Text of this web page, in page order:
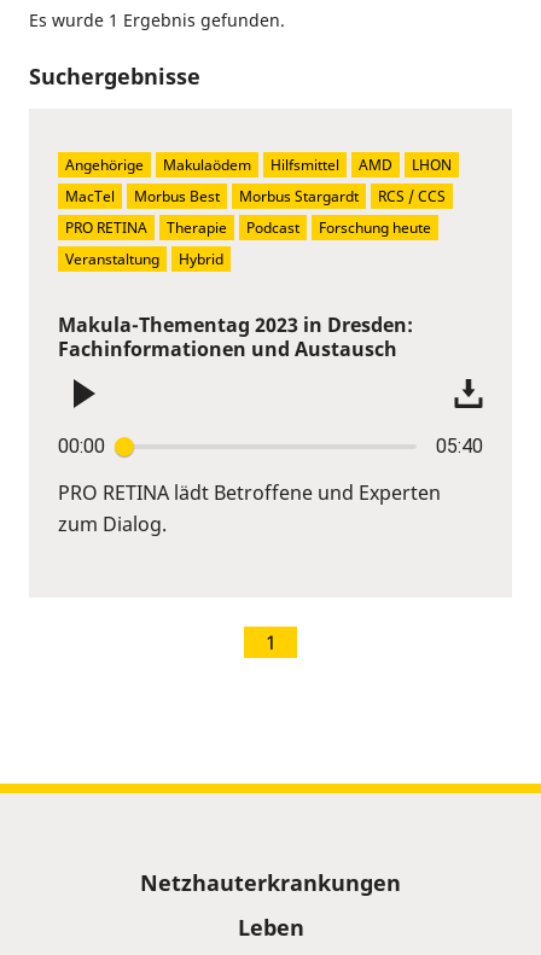
Es wurde 1 Ergebnis gefunden.
Suchergebnisse
Makula-Thementag 2023 in Dresden:
Fachinformationen und Austausch
00:00 05:40
PRO RETINA lädt Betroffene und Experten
zum Dialog.
Angehörige Makulaödem Hilfsmittel AMD
LHON
MacTel
Morbus Best Morbus Stargardt
RCS / CCS
PRO RETINA
Therapie Podcast
Forschung heute
Veranstaltung
Hybrid
1
Netzhauterkrankungen
Leben